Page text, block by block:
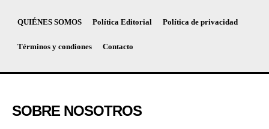
QUIÉNES SOMOS Política Editorial Política de privacidad
Términos y condiones Contacto
SOBRE NOSOTROS